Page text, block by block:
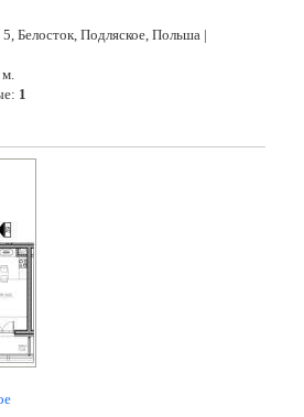
Белосток, Подляское, Польша |
м.
1